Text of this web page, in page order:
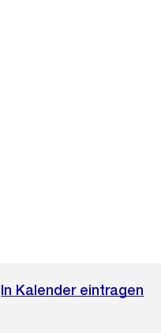
In Kalender eintragen